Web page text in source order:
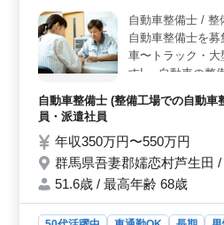
動車整備士以上の資格を持つ方
万円が用意されています。通勤
与もあるため、安定感のある収
お問い合わせお待ちしております
自動
自動車整備士を
車〜トラック・大
す! ・自動車の整
換やタイヤ交換
・カーナビの取
可能! 残業少なめ!
ております。
自動車整備士 (整備工場での自動車
員・派遣社員
年収350万円〜550万円
群馬県吾妻郡嬬恋村芦生田
51.6歳 / 最高年齢 68歳